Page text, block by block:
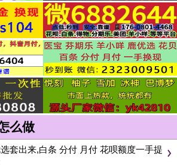
么做
套出来,白条 分付 月付 花呗额度一手提